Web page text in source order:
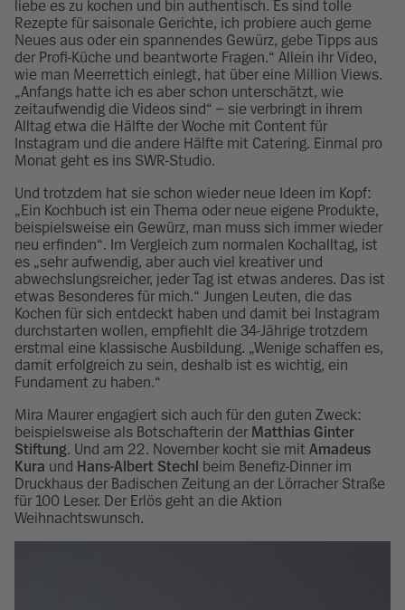
liebe es zu kochen und bin authentisch. Es sind tolle
Rezepte für saisonale Gerichte, ich probiere auch gerne
Neues aus oder ein spannendes Gewürz, gebe Tipps aus
der Profi-Küche und beantworte Fragen.“ Allein ihr Video,
wie man Meerrettich einlegt, hat über eine Million Views.
„Anfangs hatte ich es aber schon unterschätzt, wie
zeitaufwendig die Videos sind“ – sie verbringt in ihrem
Alltag etwa die Hälfte der Woche mit Content für
Instagram und die andere Hälfte mit Catering. Einmal pro
Monat geht es ins SWR-Studio.
Und trotzdem hat sie schon wieder neue Ideen im Kopf:
„Ein Kochbuch ist ein Thema oder neue eigene Produkte,
beispielsweise ein Gewürz, man muss sich immer wieder
neu erfinden“. Im Vergleich zum normalen Kochalltag, ist
es „sehr aufwendig, aber auch viel kreativer und
abwechslungsreicher, jeder Tag ist etwas anderes. Das ist
etwas Besonderes für mich.“ Jungen Leuten, die das
Kochen für sich entdeckt haben und damit bei Instagram
durchstarten wollen, empfiehlt die 34-Jährige trotzdem
erstmal eine klassische Ausbildung. „Wenige schaffen es,
damit erfolgreich zu sein, deshalb ist es wichtig, ein
Fundament zu haben.“
Mira Maurer engagiert sich auch für den guten Zweck:
beispielsweise als Botschafterin der Matthias Ginter
Stiftung. Und am 22. November kocht sie mit Amadeus
Kura und Hans-Albert Stechl beim Benefiz-Dinner im
Druckhaus der Badischen Zeitung an der Lörracher Straße
für 100 Leser. Der Erlös geht an die Aktion
Weihnachtswunsch.